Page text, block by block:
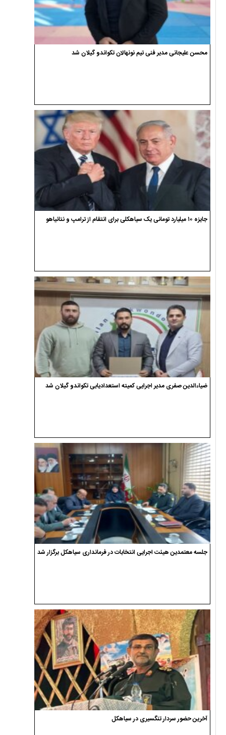
محسن علیجانی مدیر فنی تیم نونهالان تکواندو گیلان شد
جایزه ۱۰ میلیارد تومانی یک سیاهکلی برای انتقام از ترامپ و نتانیاهو
ضیاءالدین صفری مدیر اجرایی کمیته استعدادیابی تکواندو گیلان شد
جلسه معتمدین هیئت اجرایی انتخابات در فرمانداری سیاهکل برگزار شد
آخرین حضور سردار تنگسیری در سیاهکل